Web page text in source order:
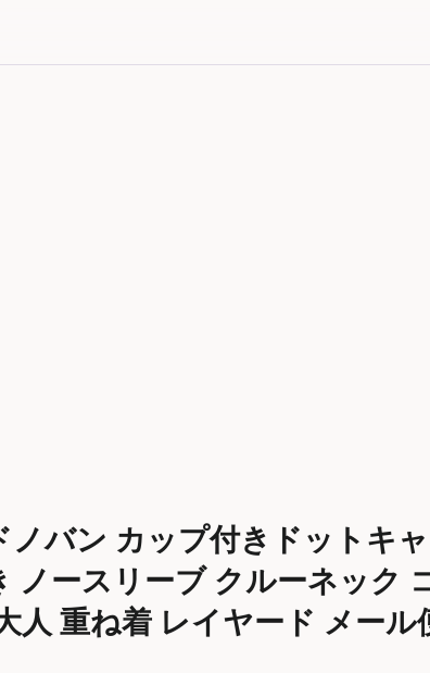
バン カップ付きドットキ
ノースリーブ クルーネック
人 重ね着 レイヤード メール